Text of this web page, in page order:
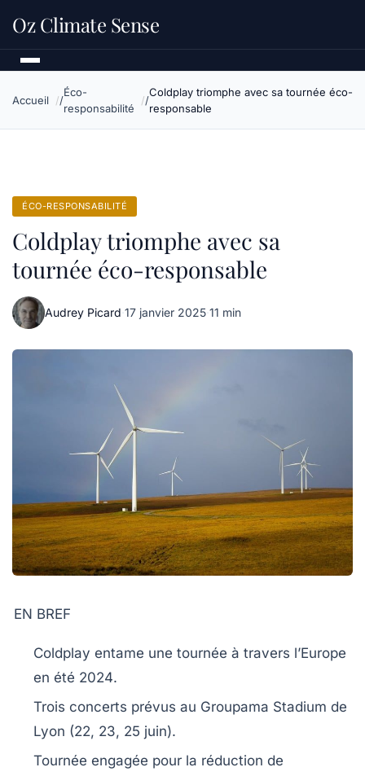
Oz Climate Sense
Accueil
Éco-
responsabilité
Coldplay triomphe avec sa tournée éco-
responsable
ÉCO-RESPONSABILITÉ
Coldplay triomphe avec sa
tournée éco-responsable
Audrey Picard·17 janvier 2025·11 min
EN BREF
Coldplay entame une tournée à travers l’Europe
en été 2024.
Trois concerts prévus au Groupama Stadium de
Lyon (22, 23, 25 juin).
Tournée engagée pour la réduction de